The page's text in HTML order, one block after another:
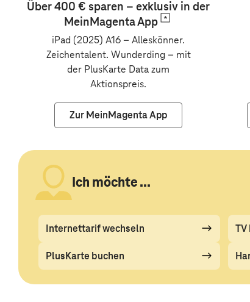
Über 400 € sparen – exklusiv in der
MeinMagentaApp
iPad (2025) A16 – Alleskönner.
Zeichentalent. Wunderding – mit
der PlusKarte Data zum
Aktionspreis.
Zur MeinMagenta App
Ich möchte ...
Internettarif wechseln TV
PlusKarte buchen